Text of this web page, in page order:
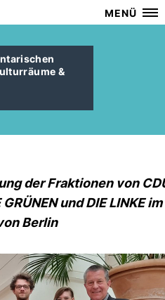
MENÜ
&
der Fraktionen von
und DIE LINKE im
Berlin